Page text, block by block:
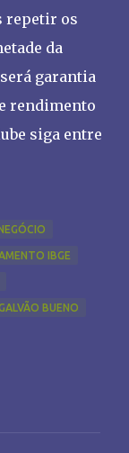
repetir os
da
garantia
rendimento
siga entre
IBGE
BUENO